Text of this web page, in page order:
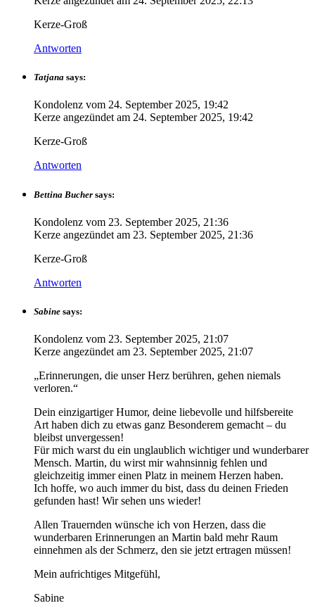
Kerze-Groß
Antworten
Tatjana says:
Kondolenz vom 24. September 2025, 19:42
Kerze angezündet am 24. September 2025, 19:42
Kerze-Groß
Antworten
Bettina Bucher says:
Kondolenz vom 23. September 2025, 21:36
Kerze angezündet am 23. September 2025, 21:36
Kerze-Groß
Antworten
Sabine says:
Kondolenz vom 23. September 2025, 21:07
Kerze angezündet am 23. September 2025, 21:07
„Erinnerungen, die unser Herz berühren, gehen niemals
verloren.“
Dein einzigartiger Humor, deine liebevolle und hilfsbereite
Art haben dich zu etwas ganz Besonderem gemacht – du
bleibst unvergessen!
Für mich warst du ein unglaublich wichtiger und wunderbarer
Mensch. Martin, du wirst mir wahnsinnig fehlen und
gleichzeitig immer einen Platz in meinem Herzen haben.
Ich hoffe, wo auch immer du bist, dass du deinen Frieden
gefunden hast! Wir sehen uns wieder!
Allen Trauernden wünsche ich von Herzen, dass die
wunderbaren Erinnerungen an Martin bald mehr Raum
einnehmen als der Schmerz, den sie jetzt ertragen müssen!
Mein aufrichtiges Mitgefühl,
Sabine